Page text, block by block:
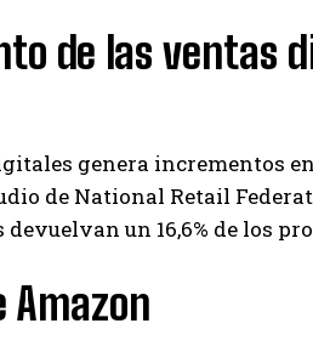
de las ventas
genera incrementos
de National Retail
un 16,6% de los
Amazon